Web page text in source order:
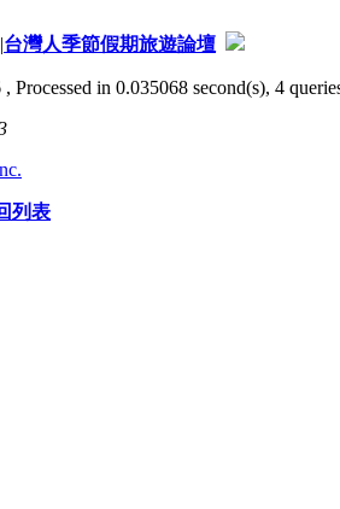
|台灣人季節假期旅遊論壇
, Processed in 0.035068 second(s), 4
列表